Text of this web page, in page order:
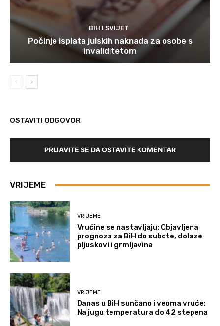
BIH I SVIJET
Počinje isplata julskih naknada za osobe s
invaliditetom
OSTAVITI ODGOVOR
PRIJAVITE SE DA OSTAVITE KOMENTAR
VRIJEME
VRIJEME
Vrućine se nastavljaju: Objavljena
prognoza za BiH do subote, dolaze
pljuskovi i grmljavina
VRIJEME
Danas u BiH sunčano i veoma vruće:
Na jugu temperatura do 42 stepena